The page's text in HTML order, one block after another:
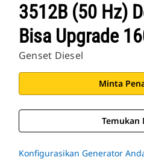
3512B (50 Hz)
Bisa Upgrade
Genset Diesel
Minta
Temukan
Konfigurasikan Generator